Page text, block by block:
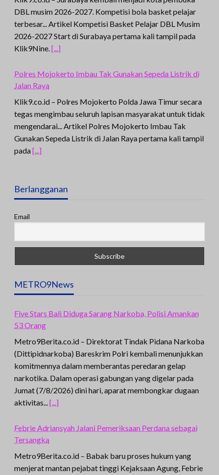
DBL musim 2026-2027. Kompetisi bola basket pelajar
terbesar... Artikel Kompetisi Basket Pelajar DBL Musim
2026-2027 Start di Surabaya pertama kali tampil pada
Klik9Nine. [...]
Polres Mojokerto Imbau Tak Gunakan Sepeda Listrik di
Jalan Raya
Klik9.co.id – Polres Mojokerto Polda Jawa Timur secara
tegas mengimbau seluruh lapisan masyarakat untuk tidak
mengendarai... Artikel Polres Mojokerto Imbau Tak
Gunakan Sepeda Listrik di Jalan Raya pertama kali tampil
pada[...]
Berlangganan
Email
METRO9News
Five Stars Bali Diduga Sarang Narkoba, Polisi Amankan
53 Orang
Metro9Berita.co.id – Direktorat Tindak Pidana Narkoba
(Dittipidnarkoba) Bareskrim Polri kembali menunjukkan
komitmennya dalam memberantas peredaran gelap
narkotika. Dalam operasi gabungan yang digelar pada
Jumat (7/8/2026) dini hari, aparat membongkar dugaan
aktivitas...[...]
Febrie Adriansyah Jalani Pemeriksaan Perdana sebagai
Tersangka
Metro9Berita.co.id – Babak baru proses hukum yang
menjerat mantan pejabat tinggi Kejaksaan Agung, Febrie